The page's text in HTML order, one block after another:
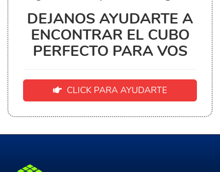
DEJANOS AYUDARTE A
ENCONTRAR EL CUBO
PERFECTO PARA VOS
CLICK PARA AYUDARTE